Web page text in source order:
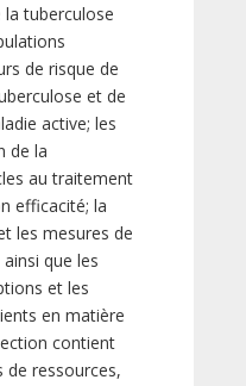
tuberculose
de risque de
et de
active; les
de la
au traitement
efficacité; la
les mesures de
que les
et les
en matière
contient
de ressources,